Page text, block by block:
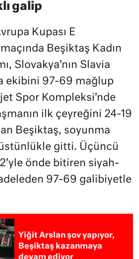
galip
Kupası E
Beşiktaş Kadın
Slovakya’nın Slavia
ekibini 97-69 mağlup
Spor Kompleksi’nde
ilk çeyreğini 24-19
Beşiktaş, soyunma
gitti. Üçüncü
önde bitiren siyah-
97-69 galibiyetle
Yiğit Arslan şov yapıyor,
Beşiktaş kazanmaya